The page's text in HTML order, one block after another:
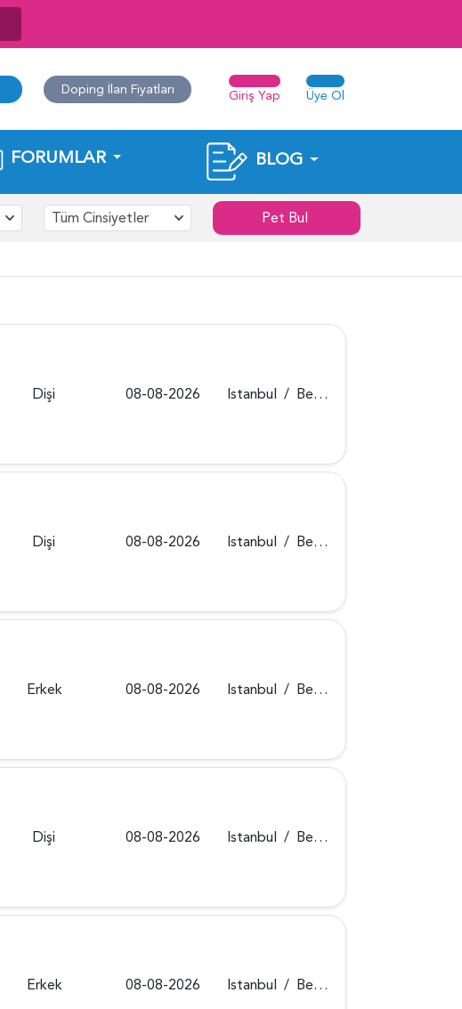
Doping İlan Fiyatları Giriş Yap Üye Ol
FORUMLAR BLOG
Tüm Cinsiyetler Pet Bul
Dişi 08-08-2026 Istanbul / Beykoz
Dişi 08-08-2026 Istanbul / Beykoz
Erkek 08-08-2026 Istanbul / Beykoz
Dişi 08-08-2026 Istanbul / Beykoz
Erkek 08-08-2026 Istanbul / Beykoz